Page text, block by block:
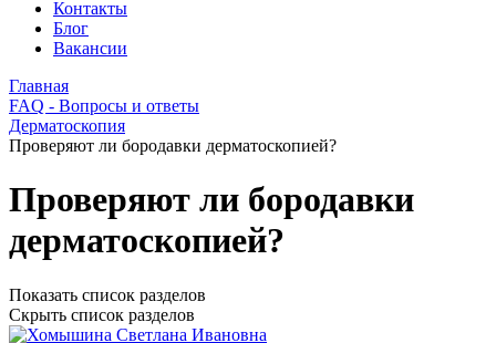
Контакты
Блог
Вакансии
Главная
FAQ - Вопросы и ответы
Дерматоскопия
Проверяют ли бородавки дерматоскопией?
Проверяют ли бородавки
дерматоскопией?
Показать список разделов
Скрыть список разделов